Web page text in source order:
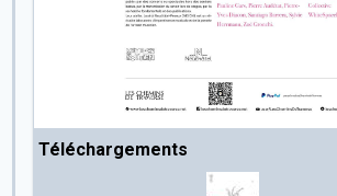
Téléchargements